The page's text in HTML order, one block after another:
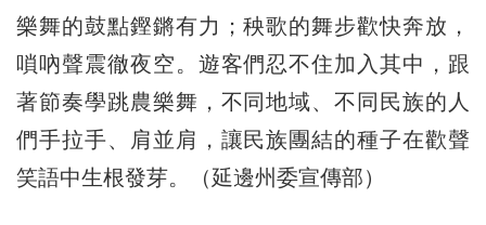
樂舞的鼓點鏗鏘有力；秧歌的舞步歡快奔放，
嗩吶聲震徹夜空。遊客們忍不住加入其中，跟
著節奏學跳農樂舞，不同地域、不同民族的人
們手拉手、肩並肩，讓民族團結的種子在歡聲
笑語中生根發芽。（延邊州委宣傳部）